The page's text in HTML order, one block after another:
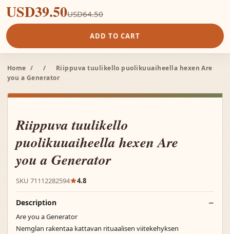
USD39.50USD64.50
ADD TO CART
Home / /
Riippuva tuulikello puolikuuaiheella hexen Are
you a Generator
Riippuva tuulikello
puolikuuaiheella hexen Are
you a Generator
SKU 71112282594 4.8
Description
Are you a Generator
Nemglan rakentaa kattavan rituaalisen viitekehyksen